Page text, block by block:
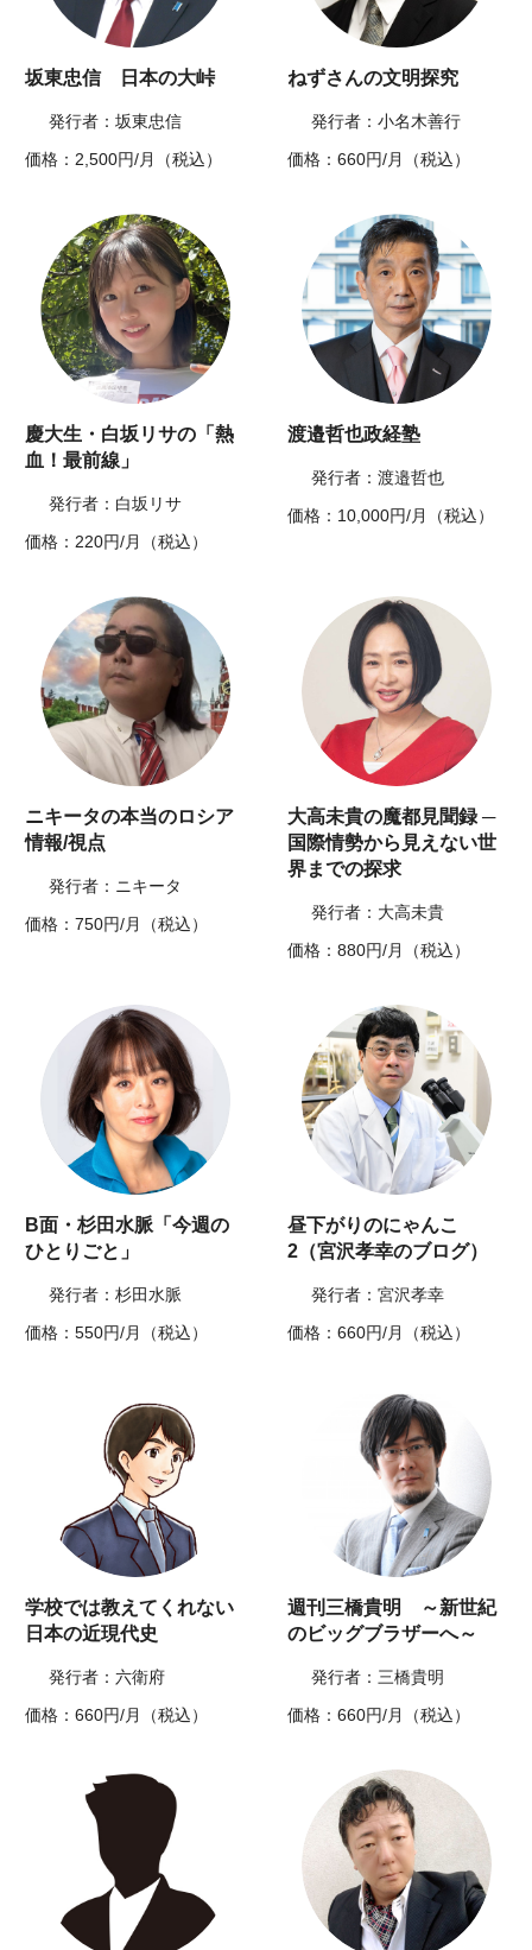
坂東忠信 日本の大峠
発行者：坂東忠信
価格：2,500円/月（税込）
ねずさんの文明探究
発行者：小名木善行
価格：660円/月（税込）
慶大生・白坂リサの「熱
血！最前線」
発行者：白坂リサ
価格：220円/月（税込）
渡邉哲也政経塾
発行者：渡邉哲也
価格：10,000円/月（税込）
ニキータの本当のロシア
情報/視点
発行者：ニキータ
価格：750円/月（税込）
大高未貴の魔都見聞録 ─
国際情勢から見えない世
界までの探求
発行者：大高未貴
価格：880円/月（税込）
B面・杉田水脈「今週の
ひとりごと」
発行者：杉田水脈
価格：550円/月（税込）
昼下がりのにゃんこ
2（宮沢孝幸のブログ）
発行者：宮沢孝幸
価格：660円/月（税込）
学校では教えてくれない
日本の近現代史
発行者：六衛府
価格：660円/月（税込）
週刊三橋貴明 ～新世紀
のビッグブラザーへ～
発行者：三橋貴明
価格：660円/月（税込）